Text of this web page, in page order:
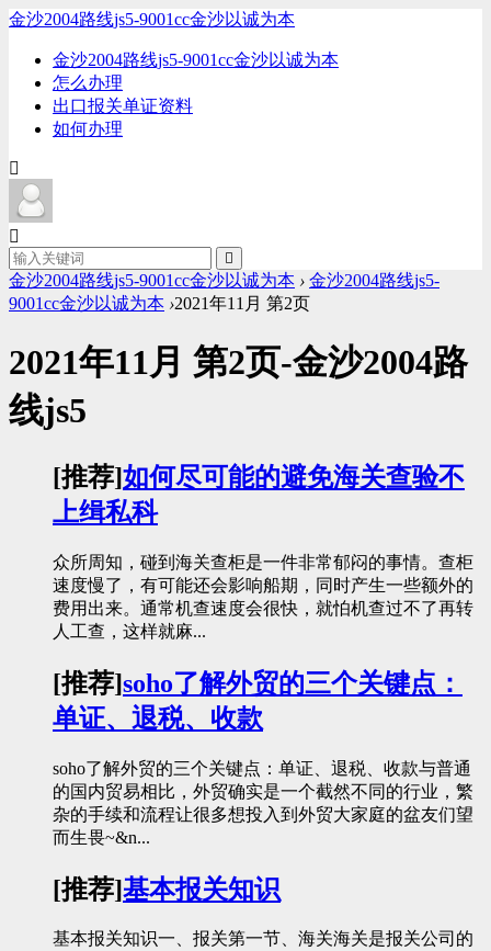
金沙2004路线js5-9001cc金沙以诚为本
金沙2004路线js5-9001cc金沙以诚为本
怎么办理
出口报关单证资料
如何办理
金沙2004路线js5-9001cc金沙以诚为本 › 金沙2004路线js5-
9001cc金沙以诚为本 ›2021年11月 第2页
2021年11月 第2页-金沙2004路
线js5
[推荐]如何尽可能的避免海关查验不
上缉私科
众所周知，碰到海关查柜是一件非常郁闷的事情。查柜
速度慢了，有可能还会影响船期，同时产生一些额外的
费用出来。通常机查速度会很快，就怕机查过不了再转
人工查，这样就麻...
[推荐]soho了解外贸的三个关键点：
单证、退税、收款
soho了解外贸的三个关键点：单证、退税、收款与普通
的国内贸易相比，外贸确实是一个截然不同的行业，繁
杂的手续和流程让很多想投入到外贸大家庭的盆友们望
而生畏~&n...
[推荐]基本报关知识
基本报关知识一、报关第一节、海关海关是报关公司的